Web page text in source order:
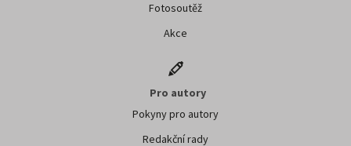
Fotosoutěž
Akce
Pro autory
Pokyny pro autory
Redakční rady